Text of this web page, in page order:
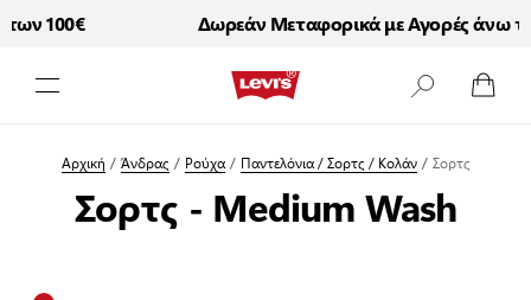
100€ Δωρεάν Μεταφορικά με Αγορές άνω
Αρχική / Άνδρας / Ρούχα / Παντελόνια / Σορτς / Κολάν / Σορτς
Σορτς - Medium Wash